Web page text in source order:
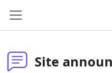
Oldalpanel
Site